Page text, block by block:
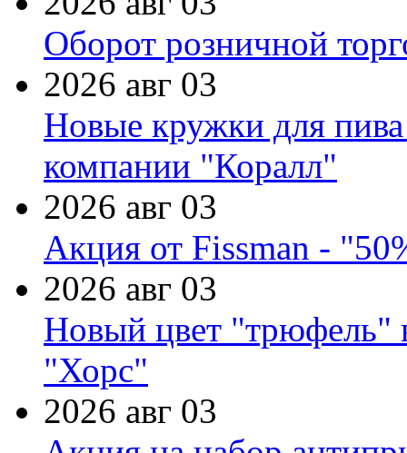
Оборот розничной
2026 авг 03
Новые кружки для
компании "Коралл"
2026 авг 03
Акция от Fissman -
2026 авг 03
Новый цвет "трюфель"
"Хорс"
2026 авг 03